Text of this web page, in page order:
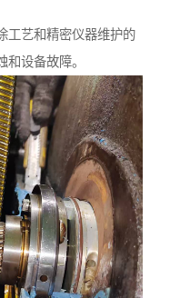
工艺和精密仪器维护的
设备故障。